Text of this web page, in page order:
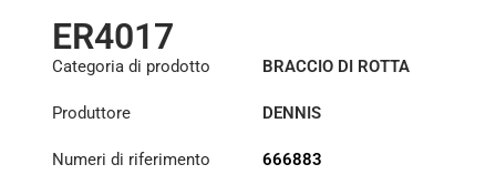
ER4017
Categoria di prodotto BRACCIO DI ROTTA
Produttore DENNIS
Numeri di riferimento 666883